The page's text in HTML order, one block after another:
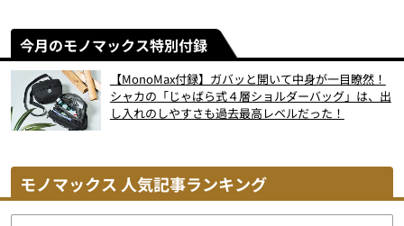
今月のモノマックス特別付録
【MonoMax付録】ガバッと開いて中身が一目瞭然！
シャカの「じゃばら式４層ショルダーバッグ」は、出
し入れのしやすさも過去最高レベルだった！
モノマックス 人気記事ランキング